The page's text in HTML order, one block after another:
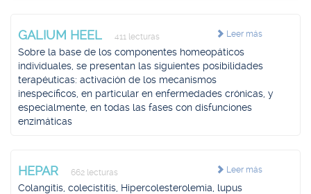
Leer más
GALIUM HEEL 411 lecturas
Sobre la base de los componentes homeopáticos
individuales, se presentan las siguientes posibilidades
terapéuticas: activación de los mecanismos
inespecíficos, en particular en enfermedades crónicas, y
especialmente, en todas las fases con disfunciones
enzimáticas
Leer más
HEPAR 662 lecturas
Colangitis, colecistitis, Hipercolesterolemia, lupus